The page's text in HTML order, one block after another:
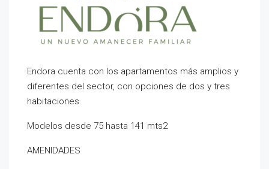
Endora cuenta con los apartamentos más amplios y
diferentes del sector, con opciones de dos y tres
habitaciones.
Modelos desde 75 hasta 141 mts2
AMENIDADES